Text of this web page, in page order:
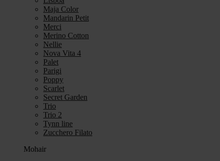
Maja Color
Mandarin Petit
Merci
Merino Cotton
Nellie
Nova Vita 4
Palet
Parigi
Poppy
Scarlet
Secret Garden
Trio
Trio 2
Tynn line
Zucchero Filato
Mohair